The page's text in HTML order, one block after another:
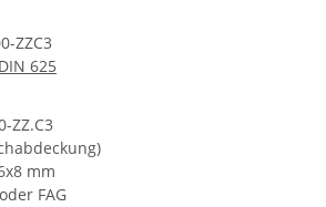
ZZC3
625
ZZ.C3
mm
FAG